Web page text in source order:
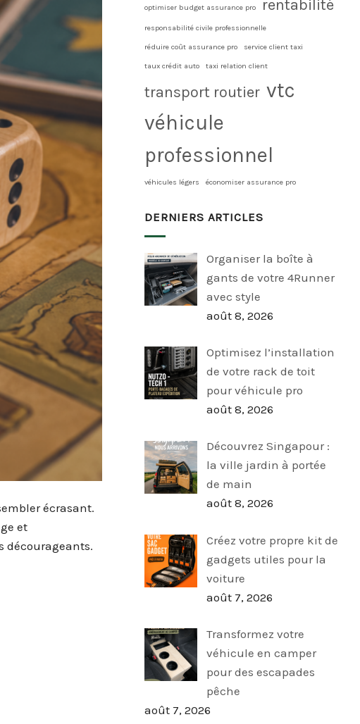
écrasant.
et
décourageants.
optimiser budget assurance pro rentabilité
responsabilité civile professionnelle
réduire coût assurance pro service client taxi
taux crédit auto taxi relation client
transport routier vtc
véhicule
professionnel
véhicules légers économiser assurance pro
DERNIERS ARTICLES
Organiser la boîte à
gants de votre 4Runner
avec style
août 8, 2026
Optimisez l’installation
de votre rack de toit
pour véhicule pro
août 8, 2026
Découvrez Singapour :
la ville jardin à portée
de main
août 8, 2026
Créez votre propre kit de
gadgets utiles pour la
voiture
août 7, 2026
Transformez votre
véhicule en camper
pour des escapades
pêche
août 7, 2026